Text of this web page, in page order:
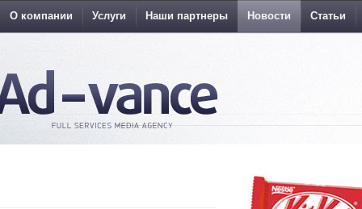
О компании Услуги Наши партнеры Новости Статьи